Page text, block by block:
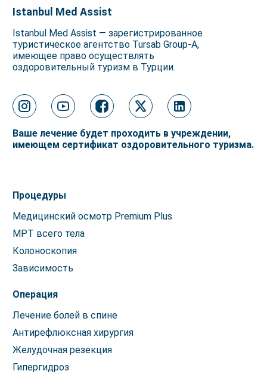
Istanbul Med Assist
Istanbul Med Assist — зарегистрированное
туристическое агентство Tursab Group-A,
имеющее право осуществлять
оздоровительный туризм в Турции.
Ваше лечение будет проходить в учреждении,
имеющем сертификат оздоровительного туризма.
Процедуры
Медицинский осмотр Premium Plus
МРТ всего тела
Колоноскопия
Зависимость
Операция
Лечение болей в спине
Антирефлюксная хирургия
Желудочная резекция
Гипергидроз